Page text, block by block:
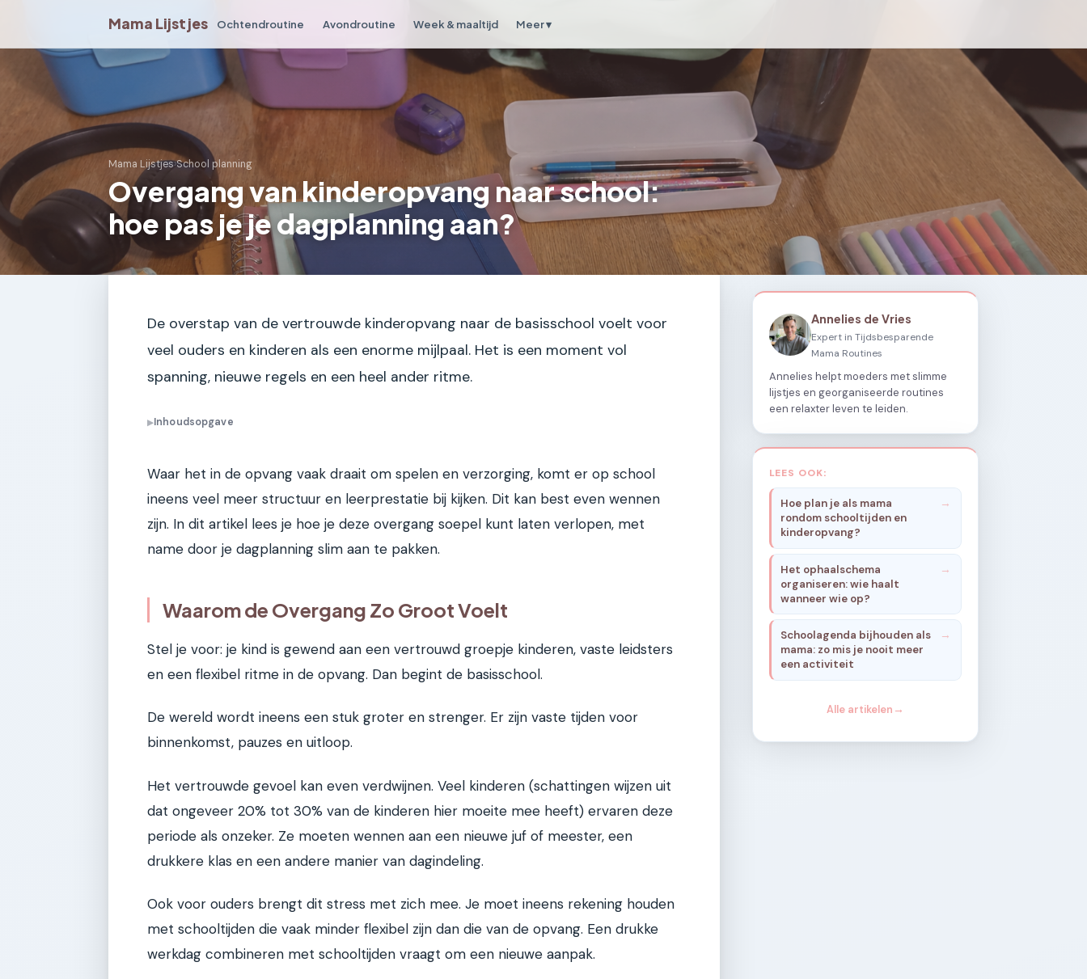
Mama Lijstjes Ochtendroutine Avondroutine Week & maaltijd Meer ▾
Mama Lijstjes›School planning
Overgang van kinderopvang naar school:
hoe pas je je dagplanning aan?
De overstap van de vertrouwde kinderopvang naar de basisschool voelt voor
veel ouders en kinderen als een enorme mijlpaal. Het is een moment vol
spanning, nieuwe regels en een heel ander ritme.
▶Inhoudsopgave
Waar het in de opvang vaak draait om spelen en verzorging, komt er op school
ineens veel meer structuur en leerprestatie bij kijken. Dit kan best even wennen
zijn. In dit artikel lees je hoe je deze overgang soepel kunt laten verlopen, met
name door je dagplanning slim aan te pakken.
Waarom de Overgang Zo Groot Voelt
Stel je voor: je kind is gewend aan een vertrouwd groepje kinderen, vaste leidsters
en een flexibel ritme in de opvang. Dan begint de basisschool.
De wereld wordt ineens een stuk groter en strenger. Er zijn vaste tijden voor
binnenkomst, pauzes en uitloop.
Het vertrouwde gevoel kan even verdwijnen. Veel kinderen (schattingen wijzen uit
dat ongeveer 20% tot 30% van de kinderen hier moeite mee heeft) ervaren deze
periode als onzeker. Ze moeten wennen aan een nieuwe juf of meester, een
drukkere klas en een andere manier van dagindeling.
Ook voor ouders brengt dit stress met zich mee. Je moet ineens rekening houden
met schooltijden die vaak minder flexibel zijn dan die van de opvang. Een drukke
werkdag combineren met schooltijden vraagt om een nieuwe aanpak.
Annelies de Vries
Expert in Tijdsbesparende
Mama Routines
Annelies helpt moeders met slimme
lijstjes en georganiseerde routines
een relaxter leven te leiden.
LEES OOK:
Hoe plan je als mama
rondom schooltijden en
kinderopvang?
Het ophaalschema
organiseren: wie haalt
wanneer wie op?
Schoolagenda bijhouden als
mama: zo mis je nooit meer
een activiteit
Alle artikelen